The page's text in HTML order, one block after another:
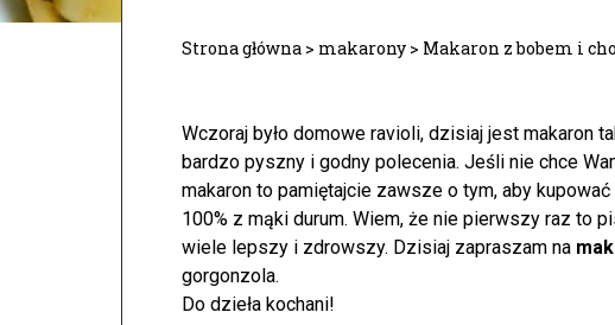
Strona główna > makarony > Makaron z bobem i
Wczoraj było domowe ravioli, dzisiaj jest makaron
bardzo pyszny i godny polecenia. Jeśli nie chce
makaron to pamiętajcie zawsze o tym, aby kupować
100% z mąki durum. Wiem, że nie pierwszy raz to
wiele lepszy i zdrowszy. Dzisiaj zapraszam na
gorgonzola.
Do dzieła kochani!